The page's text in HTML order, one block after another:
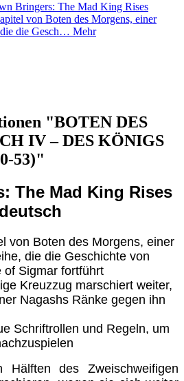
Bringers: The Mad King Rises
von Boten des Morgens, einer
die Gesch… Mehr
"BOTEN DES
IV – DES KÖNIGS
53)"
The Mad King Rises
deutsch
von Boten des Morgens, einer
die die Geschichte von
of Sigmar fortführt
Kreuzzug marschiert weiter,
Nagashs Ränke gegen ihn
Schriftrollen und Regeln, um
Hälften des Zweischweifigen